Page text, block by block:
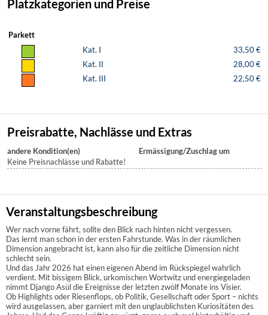
Platzkategorien und Preise
Parkett
Kat. I
33,50 €
Kat. II
28,00 €
Kat. III
22,50 €
Preisrabatte, Nachlässe und Extras
andere Kondition(en)
Ermässigung/Zuschlag um
Keine Preisnachlässe und Rabatte!
Veranstaltungsbeschreibung
Wer nach vorne fährt, sollte den Blick nach hinten nicht vergessen.
Das lernt man schon in der ersten Fahrstunde. Was in der räumlichen
Dimension angebracht ist, kann also für die zeitliche Dimension nicht
schlecht sein.
Und das Jahr 2026 hat einen eigenen Abend im Rückspiegel wahrlich
verdient. Mit bissigem Blick, urkomischen Wortwitz und energiegeladen
nimmt Django Asül die Ereignisse der letzten zwölf Monate ins Visier.
Ob Highlights oder Riesenflops, ob Politik, Gesellschaft oder Sport – nichts
wird ausgelassen, aber garniert mit den unglaublichsten Kuriositäten des